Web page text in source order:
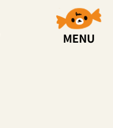
MENU